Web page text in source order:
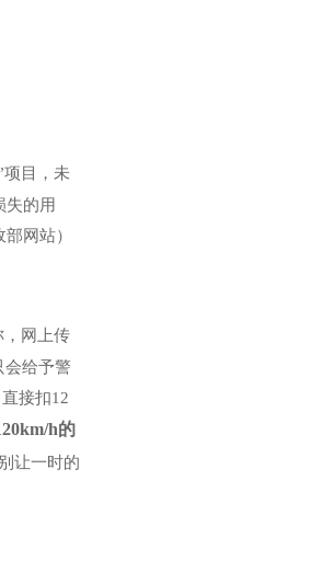
目，未
失的用
网站）
，网上传
会给予警
接扣12
h的
让一时的